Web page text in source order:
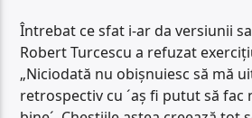
Întrebat ce sfat i-ar da versiunii
Robert Turcescu a refuzat
„Niciodată nu obișnuiesc să mă
retrospectiv cu ´aș fi putut să fac